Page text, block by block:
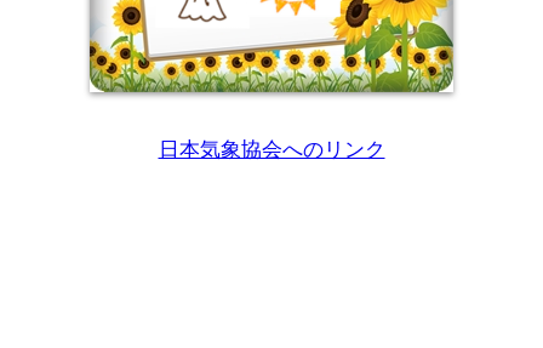
日本気象協会へのリンク